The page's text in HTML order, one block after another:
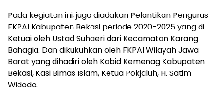
Pada kegiatan ini, juga diadakan Pelantikan Pengurus
FKPAI Kabupaten Bekasi periode 2020-2025 yang di
Ketuai oleh Ustad Suhaeri dari Kecamatan Karang
Bahagia. Dan dikukuhkan oleh FKPAI Wilayah Jawa
Barat yang dihadiri oleh Kabid Kemenag Kabupaten
Bekasi, Kasi Bimas Islam, Ketua Pokjaluh, H. Satim
Widodo.